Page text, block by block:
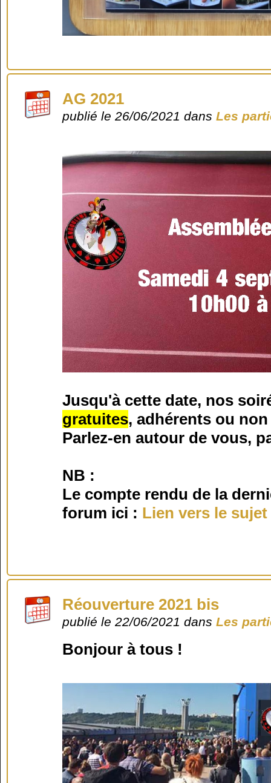
AG 2021
publié le 26/06/2021 dans Les
Jusqu'à cette date, nos
gratuites, adhérents ou
Parlez-en autour de vous,
NB :
Le compte rendu de la
forum ici : Lien vers le sujet
Réouverture 2021 bis
publié le 22/06/2021 dans Les
Bonjour à tous !